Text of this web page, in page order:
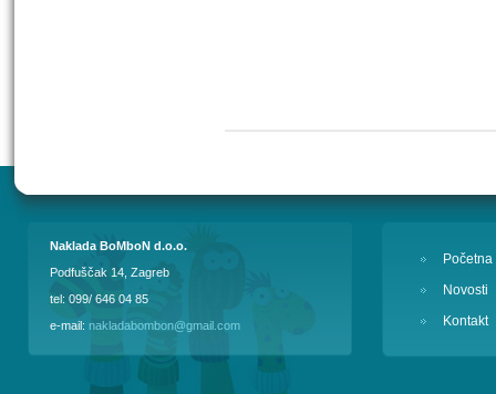
Naklada BoMboN d.o.o.
Podfuščak 14, Zagreb
tel: 099/ 646 04 85
e-mail: nakladabombon@gmail.com
Početna
Novosti
Kontakt